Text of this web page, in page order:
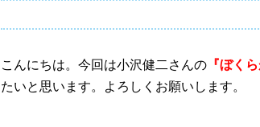
こんにちは。今回は小沢健二さんの 『ぼく
たいと思います。よろしくお願いします。